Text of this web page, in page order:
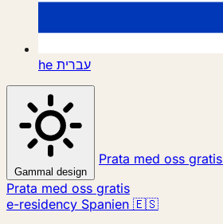
he עברית
Gammal design
Prata med oss gratis
Prata med oss gratis
e-residency Spanien 🇪🇸